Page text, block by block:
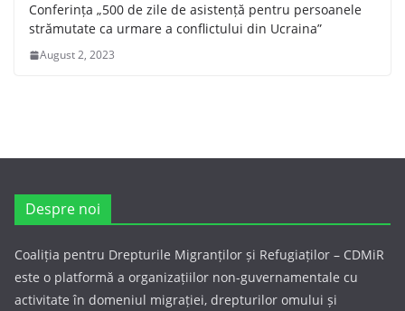
Conferința „500 de zile de asistență pentru persoanele
strămutate ca urmare a conflictului din Ucraina”
August 2, 2023
Despre noi
Coaliția pentru Drepturile Migranților și Refugiaților – CDMiR
este o platformă a organizațiilor non-guvernamentale cu
activitate în domeniul migrației, drepturilor omului și